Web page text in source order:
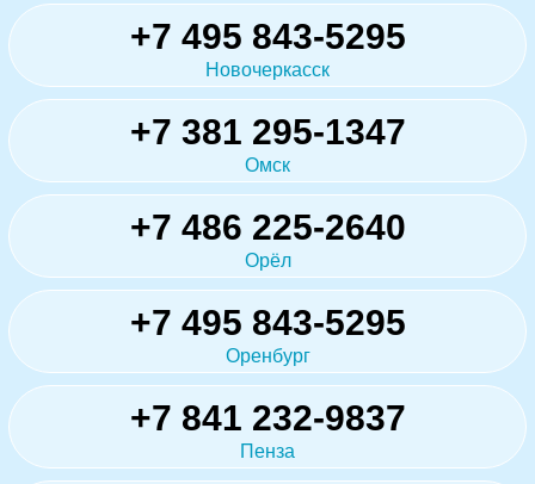
+7 495 843-5295
Новочеркасск
+7 381 295-1347
Омск
+7 486 225-2640
Орёл
+7 495 843-5295
Оренбург
+7 841 232-9837
Пенза